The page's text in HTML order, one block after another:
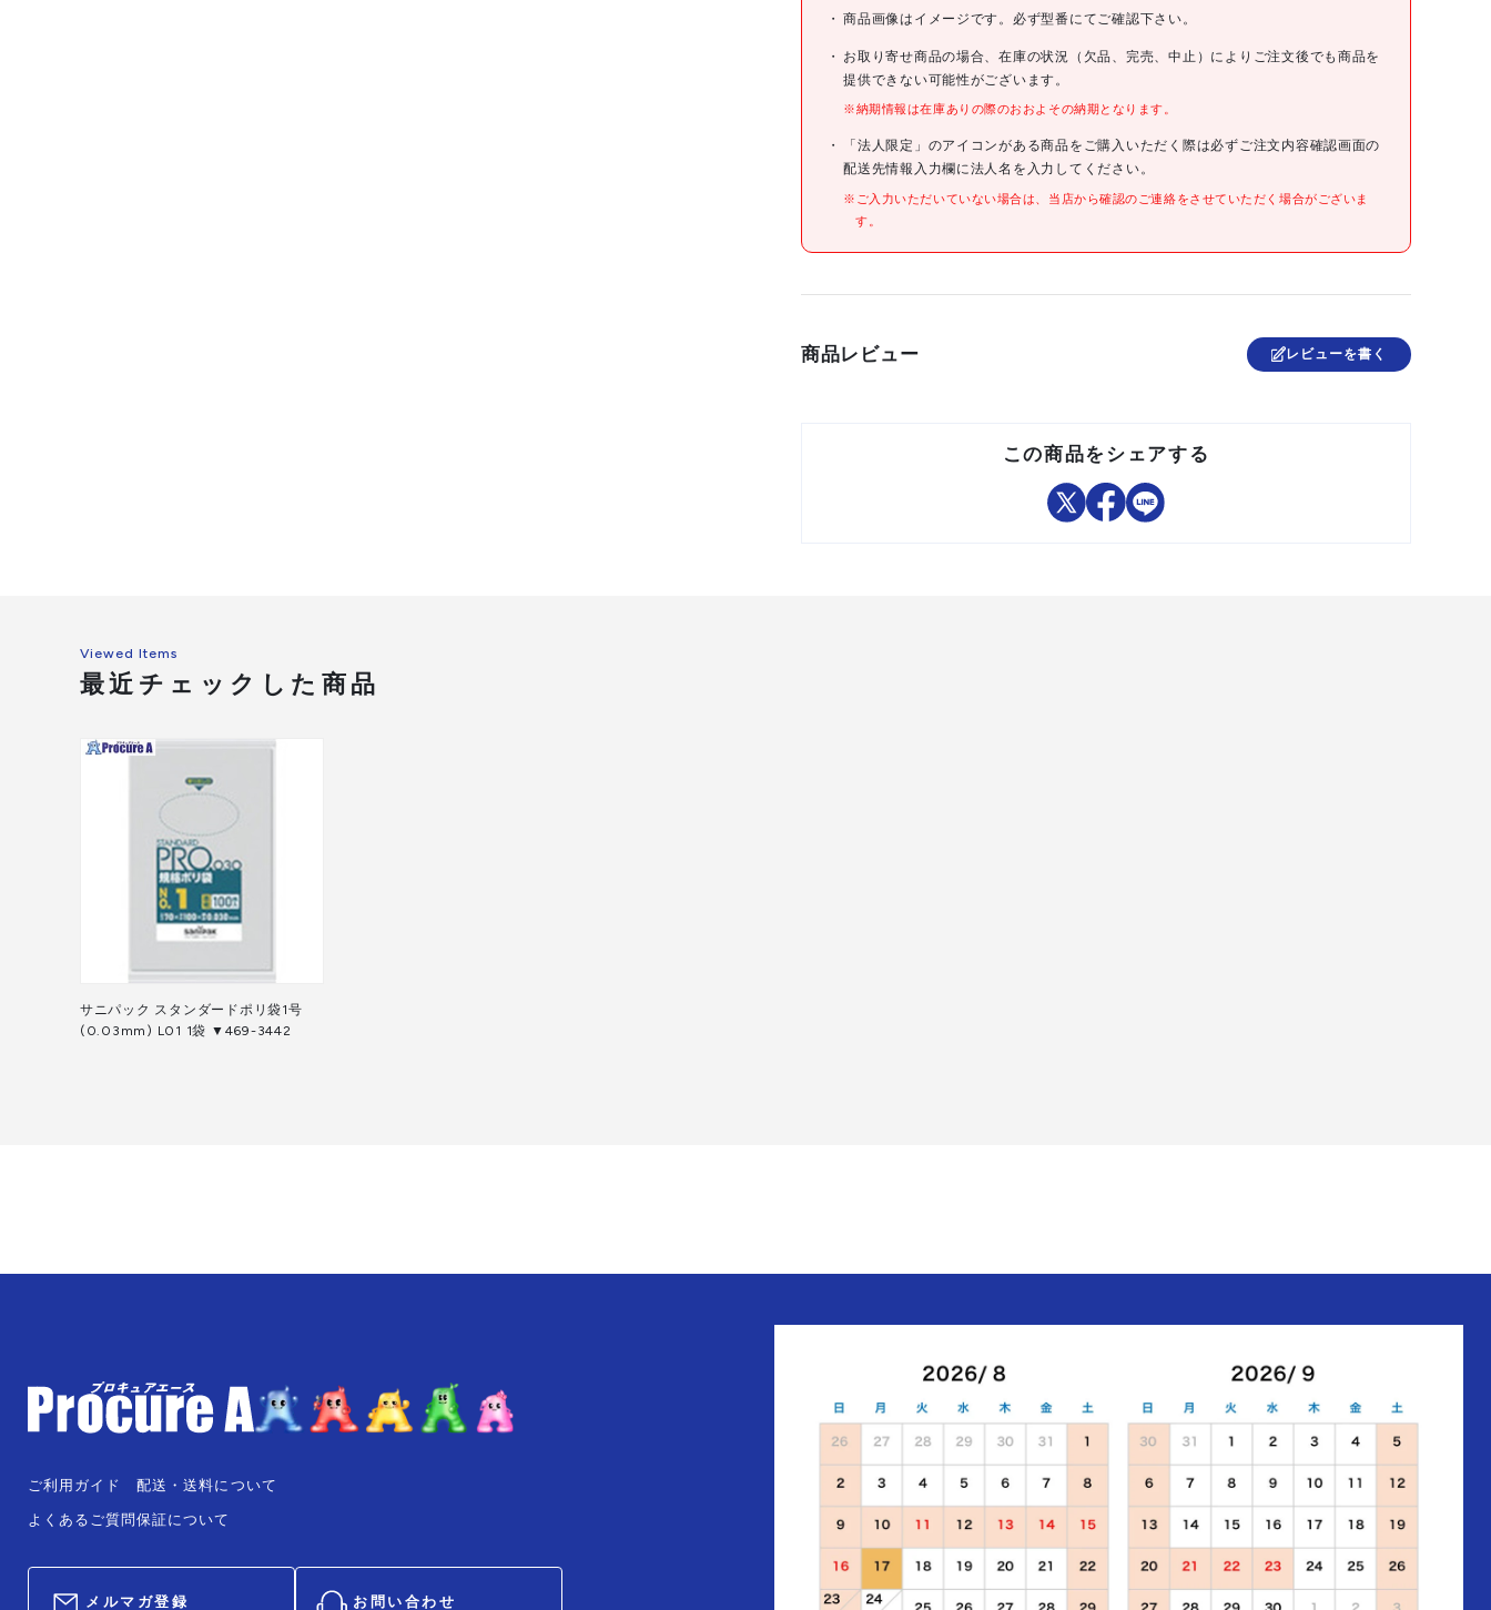
JANコード 4902393419017
仕様
●色:透明
●横(mm):70
●厚さ(mm):0.03
●規格(号):1
商品画像はイメージです。必ず型番にてご確認下さい。
お取り寄せ商品の場合、在庫の状況（欠品、完売、中止）によりご注文後でも商品を
提供できない可能性がございます。
※納期情報は在庫ありの際のおおよその納期となります。
「法人限定」のアイコンがある商品をご購入いただく際は必ずご注文内容確認画面の
配送先情報入力欄に法人名を入力してください。
※ご入力いただいていない場合は、当店から確認のご連絡をさせていただく場合がございま
す。
商品レビュー レビューを書く
この商品をシェアする
Viewed Items
最近チェックした商品
サニパック スタンダードポリ袋1号
(0.03mm) L01 1袋 ▼469-3442
ご利用ガイド
よくあるご質問
配送・送料について
保証について
メルマガ登録 お問い合わせ